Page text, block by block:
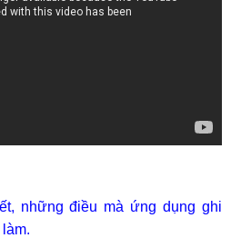
những điều mà ứng dụng ghi